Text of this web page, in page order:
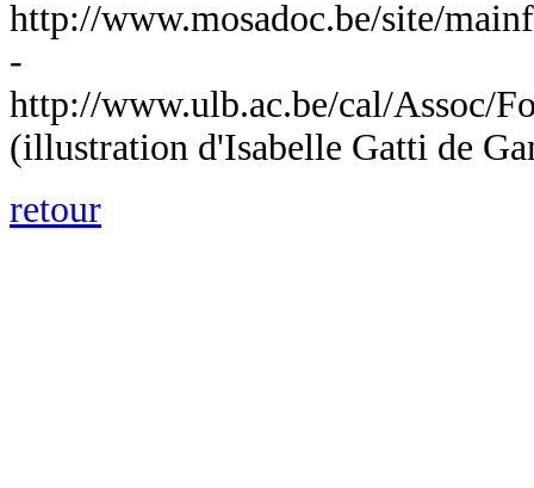
http://www.mosadoc.be/site/
-
http://www.ulb.ac.be/cal/Assoc/
(illustration d'Isabelle Gatti de
retour